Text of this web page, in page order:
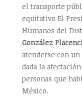
el transporte
equitativo El
Humanos del
González
atenderse con
dada la
personas que
México.